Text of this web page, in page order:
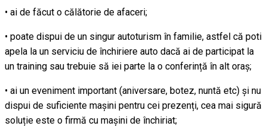
• ai de făcut o călătorie de afaceri;
• poate dispui de un singur autoturism în familie, astfel că poti
apela la un serviciu de închiriere auto dacă ai de participat la
un training sau trebuie să iei parte la o conferință în alt oraș;
• ai un eveniment important (aniversare, botez, nuntă etc) și nu
dispui de suficiente mașini pentru cei prezenți, cea mai sigură
soluție este o firmă cu mașini de închiriat;